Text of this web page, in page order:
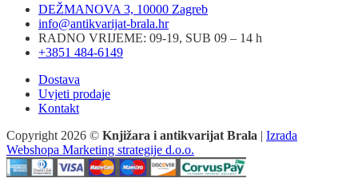
DEŽMANOVA 3, 10000 Zagreb
info@antikvarijat-brala.hr
RADNO VRIJEME: 09-19, SUB 09 – 14 h
+3851 484-6149
Dostava
Uvjeti prodaje
Kontakt
Copyright 2026 © Knjižara i antikvarijat Brala | Izrada
Webshopa Marketing strategije d.o.o.